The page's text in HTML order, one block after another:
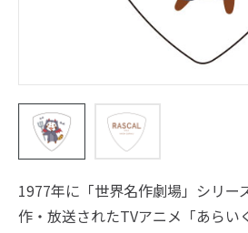
1977年に「世界名作劇場」シリー
作・放送されたTVアニメ「あらい